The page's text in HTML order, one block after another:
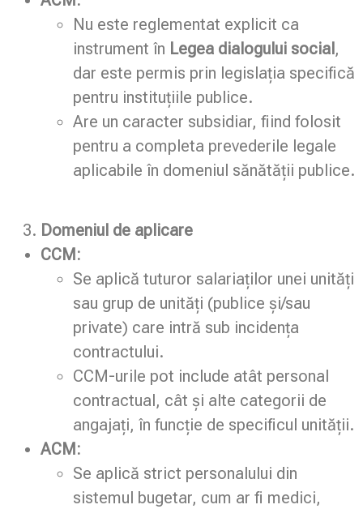
Nu este reglementat explicit ca
instrument în Legea dialogului social,
dar este permis prin legislația specifică
pentru instituțiile publice.
Are un caracter subsidiar, fiind folosit
pentru a completa prevederile legale
aplicabile în domeniul sănătății publice.
Domeniul de aplicare
CCM:
Se aplică tuturor salariaților unei unități
sau grup de unități (publice și/sau
private) care intră sub incidența
contractului.
CCM-urile pot include atât personal
contractual, cât și alte categorii de
angajați, în funcție de specificul unității.
ACM:
Se aplică strict personalului din
sistemul bugetar, cum ar fi medici,